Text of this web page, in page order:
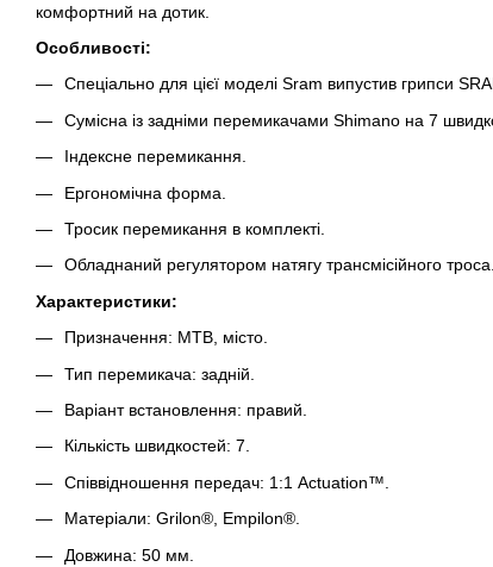
комфортний на дотик.
Особливості:
Спеціально для цієї моделі Sram випустив грипси
Сумісна із задніми перемикачами Shimano на 7
Індексне перемикання.
Ергономічна форма.
Тросик перемикання в комплекті.
Обладнаний регулятором натягу трансмісійного троса.
Характеристики:
Призначення: MTB, місто.
Тип перемикача: задній.
Варіант встановлення: правий.
Кількість швидкостей: 7.
Співвідношення передач: 1:1 Actuation™.
Матеріали: Grilon®, Empilon®.
Довжина: 50 мм.